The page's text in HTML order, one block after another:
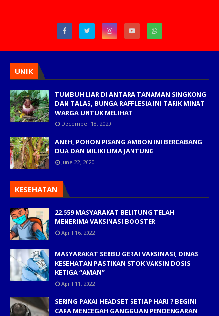
UNIK
TUMBUH LIAR DI ANTARA TANAMAN SINGKONG
DAN TALAS, BUNGA RAFFLESIA INI TARIK MINAT
WARGA UNTUK MELIHAT
December 18, 2020
ANEH, POHON PISANG AMBON INI BERCABANG
DUA DAN MILIKI LIMA JANTUNG
June 22, 2020
KESEHATAN
22.559 MASYARAKAT BELITUNG TELAH
MENERIMA VAKSINASI BOOSTER
April 16, 2022
MASYARAKAT SERBU GERAI VAKSINASI, DINAS
KESEHATAN PASTIKAN STOK VAKSIN DOSIS
KETIGA “AMAN”
April 11, 2022
SERING PAKAI HEADSET SETIAP HARI ? BEGINI
CARA MENCEGAH GANGGUAN PENDENGARAN